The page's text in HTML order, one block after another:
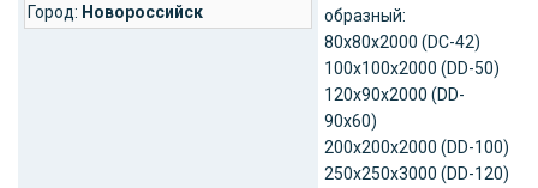
Город: Новороссийск
образный:
80х80х2000 (DC-42)
100х100х2000 (DD-50)
120х90х2000 (DD-
90х60)
200х200х2000 (DD-100)
250х250х3000 (DD-120)